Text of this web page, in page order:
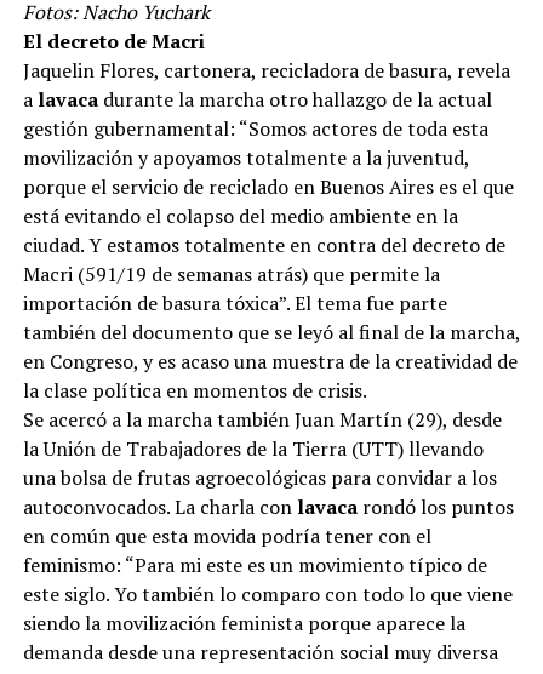
Fotos: Nacho Yuchark
El decreto de Macri
Jaquelin Flores, cartonera, recicladora de basura, revela
a lavaca durante la marcha otro hallazgo de la actual
gestión gubernamental: “Somos actores de toda esta
movilización y apoyamos totalmente a la juventud,
porque el servicio de reciclado en Buenos Aires es el que
está evitando el colapso del medio ambiente en la
ciudad. Y estamos totalmente en contra del decreto de
Macri (591/19 de semanas atrás) que permite la
importación de basura tóxica”. El tema fue parte
también del documento que se leyó al final de la marcha,
en Congreso, y es acaso una muestra de la creatividad de
la clase política en momentos de crisis.
Se acercó a la marcha también Juan Martín (29), desde
la Unión de Trabajadores de la Tierra (UTT) llevando
una bolsa de frutas agroecológicas para convidar a los
autoconvocados. La charla con lavacarondó los puntos
en común que esta movida podría tener con el
feminismo: “Para mi este es un movimiento típico de
este siglo. Yo también lo comparo con todo lo que viene
siendo la movilización feminista porque aparece la
demanda desde una representación social muy diversa